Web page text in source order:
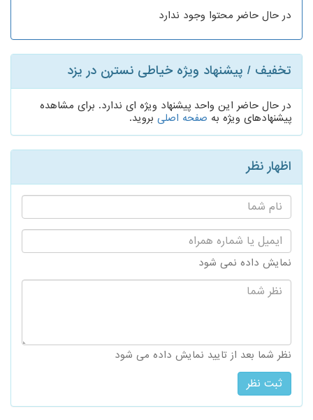
در حال حاضر محتوا وجود ندارد
تخفیف / پیشنهاد ویژه خیاطی نسترن در یزد
در حال حاضر این واحد پیشنهاد ویژه ای ندارد. برای مشاهده
پیشنهادهای ویژه بهصفحه اصلیبروید.
اظهار نظر
نام
شما:
ایمیل
شماره
همراه:
نمایش داده نمی شود
نظر
نظر شما بعد از تایید نمایش داده می شود